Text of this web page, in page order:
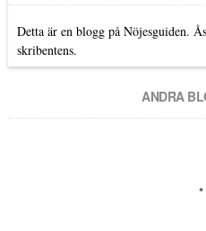
Detta är en blogg på Nöjesguiden.
skribentens.
ANDRA